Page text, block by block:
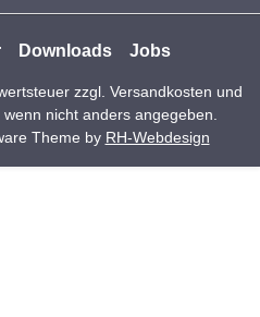
Downloads Jobs
zzgl. Versandkosten und
nicht anders angegeben.
Theme by RH-Webdesign